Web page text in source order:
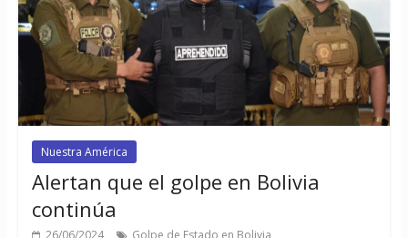
Nuestra América
Alertan que el golpe en Bolivia
continúa
26/06/2024 Golpe de Estado en Bolivia